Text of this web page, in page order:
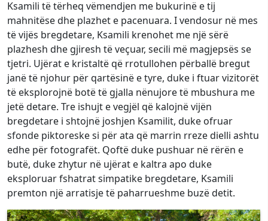
Ksamili të tërheq vëmendjen me bukurinë e tij
mahnitëse dhe plazhet e pacenuara. I vendosur në mes
të vijës bregdetare, Ksamili krenohet me një sërë
plazhesh dhe gjiresh të veçuar, secili më magjepsës se
tjetri. Ujërat e kristaltë që rrotullohen përballë bregut
janë të njohur për qartësinë e tyre, duke i ftuar vizitorët
të eksplorojnë botë të gjalla nënujore të mbushura me
jetë detare. Tre ishujt e vegjël që kalojnë vijën
bregdetare i shtojnë joshjen Ksamilit, duke ofruar
sfonde piktoreske si për ata që marrin rreze dielli ashtu
edhe për fotografët. Qoftë duke pushuar në rërën e
butë, duke zhytur në ujërat e kaltra apo duke
eksploruar fshatrat simpatike bregdetare, Ksamili
premton një arratisje të paharrueshme buzë detit.